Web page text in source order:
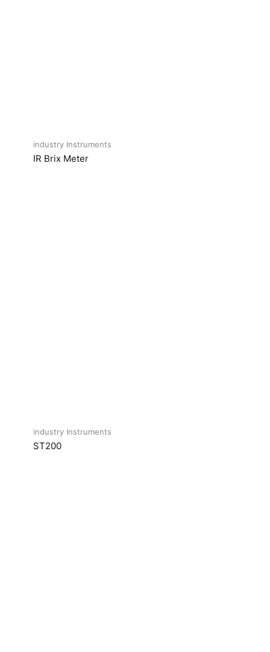
industry Instruments
IR Brix Meter
industry Instruments
ST200